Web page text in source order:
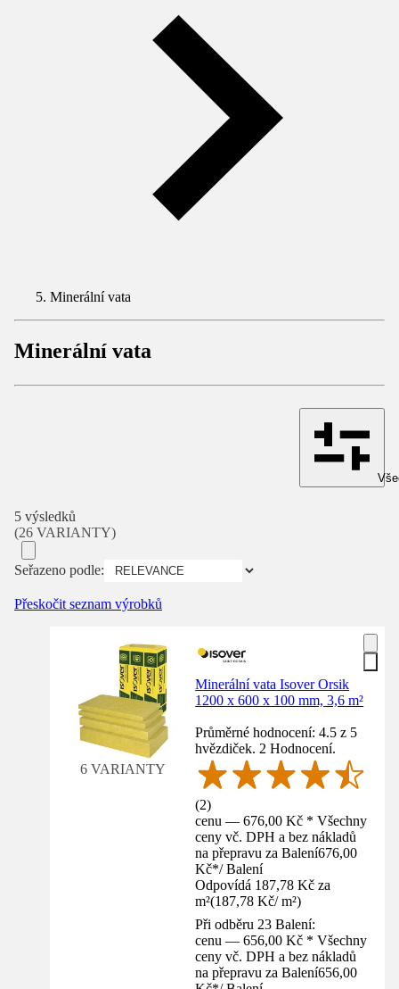
Minerální vata
Minerální vata
5 výsledků
(26 VARIANTY)
Seřazeno podle:
Přeskočit seznam výrobků
6 VARIANTY
Minerální vata Isover Orsik
1200 x 600 x 100 mm, 3,6 m²
Průměrné hodnocení: 4.5 z 5
hvězdiček. 2 Hodnocení.
(2)
cenu — 676,00 Kč * Všechny
ceny vč. DPH a bez nákladů
na přepravu za Balení676,00
Kč*/ Balení
Odpovídá 187,78 Kč za
m²(187,78 Kč/ m²)
Při odběru 23 Balení:
cenu — 656,00 Kč * Všechny
ceny vč. DPH a bez nákladů
na přepravu za Balení656,00